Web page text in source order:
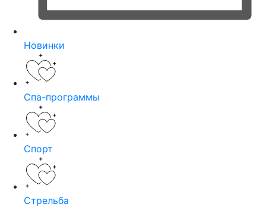
Новинки
Спа-программы
Спорт
Стрельба